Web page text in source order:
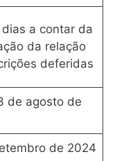
a contar da
da relação
deferidas
de agosto de
de 2024